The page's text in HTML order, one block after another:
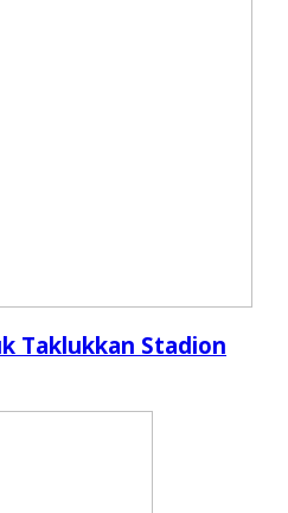
Taklukkan Stadion